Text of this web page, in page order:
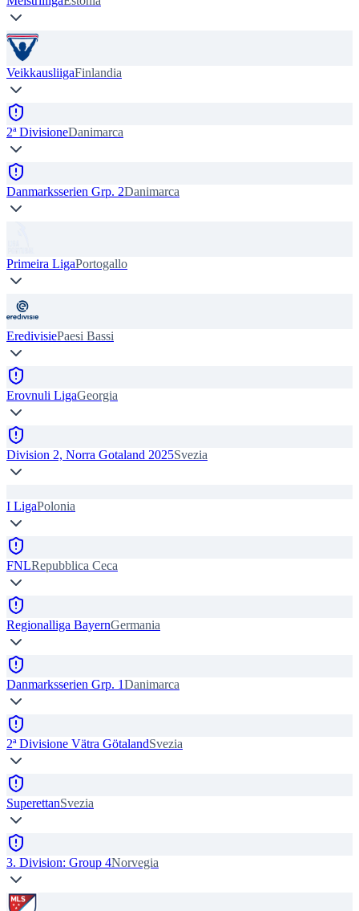
VeikkausliigaFinlandia
2ª DivisioneDanimarca
Danmarksserien Grp. 2Danimarca
Primeira LigaPortogallo
EredivisiePaesi Bassi
Erovnuli LigaGeorgia
Division 2, Norra Gotaland 2025Svezia
I LigaPolonia
FNLRepubblica Ceca
Regionalliga BayernGermania
Danmarksserien Grp. 1Danimarca
2ª Divisione Vätra GötalandSvezia
SuperettanSvezia
3. Division: Group 4Norvegia